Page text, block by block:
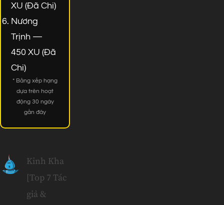
XU (Đã Chi)
Nương
Trịnh —
450 XU (Đã
Chi)
* Bảng xếp hạng
dựa trên hoạt
động 30 ngày
gần đây
Kinh Kha
[Top 7 Tác
giả &